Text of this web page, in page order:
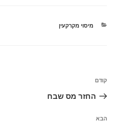
מיסוי מקרקעין
קודם
החזר מס שבח
הבא